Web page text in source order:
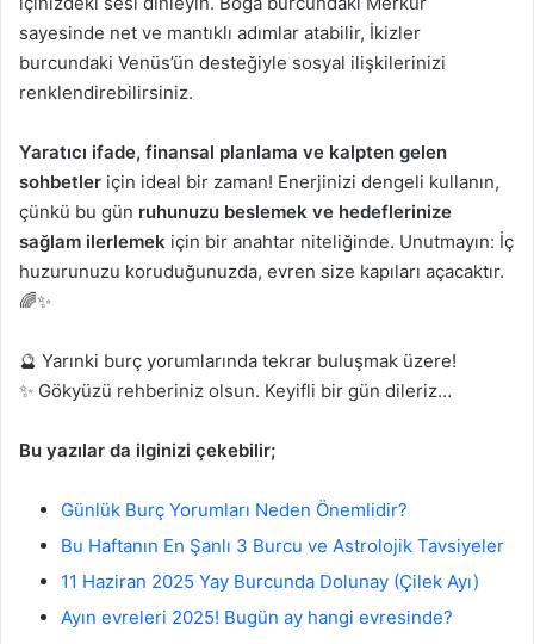
sayesinde net ve mantıklı adımlar atabilir, İkizler
burcundaki Venüs’ün desteğiyle sosyal ilişkilerinizi
renklendirebilirsiniz.
Yaratıcı ifade, finansal planlama ve kalpten gelen
sohbetler için ideal bir zaman! Enerjinizi dengeli kullanın,
çünkü bu gün ruhunuzu beslemek ve hedeflerinize
sağlam ilerlemek için bir anahtar niteliğinde. Unutmayın: İç
huzurunuzu koruduğunuzda, evren size kapıları açacaktır.
🌈✨
🔮 Yarınki burç yorumlarında tekrar buluşmak üzere!
✨ Gökyüzü rehberiniz olsun. Keyifli bir gün dileriz…
Bu yazılar da ilginizi çekebilir;
Günlük Burç Yorumları Neden Önemlidir?
Bu Haftanın En Şanlı 3 Burcu ve Astrolojik Tavsiyeler
11 Haziran 2025 Yay Burcunda Dolunay (Çilek Ayı)
Ayın evreleri 2025! Bugün ay hangi evresinde?